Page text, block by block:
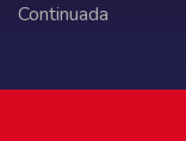
Continuada